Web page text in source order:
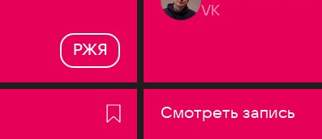
РЖЯ
VK
Смотреть запись